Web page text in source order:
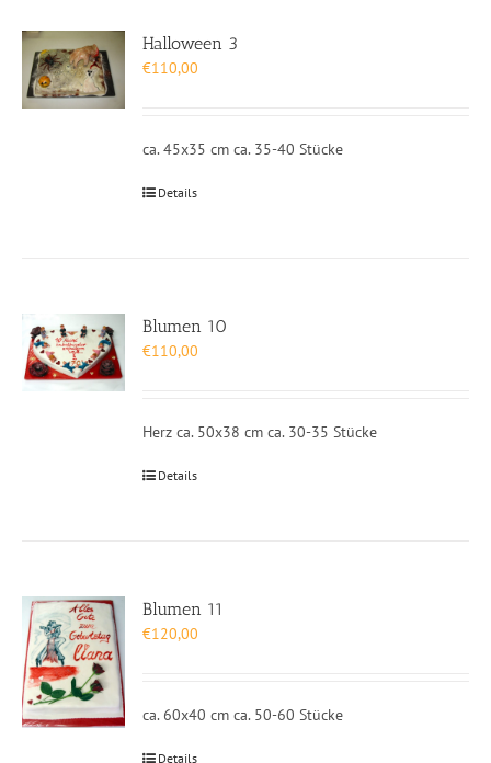
Halloween 3
€110,00
ca. 45x35 cm ca. 35-40 Stücke
Details
Blumen 10
€110,00
Herz ca. 50x38 cm ca. 30-35 Stücke
Details
Blumen 11
€120,00
ca. 60x40 cm ca. 50-60 Stücke
Details